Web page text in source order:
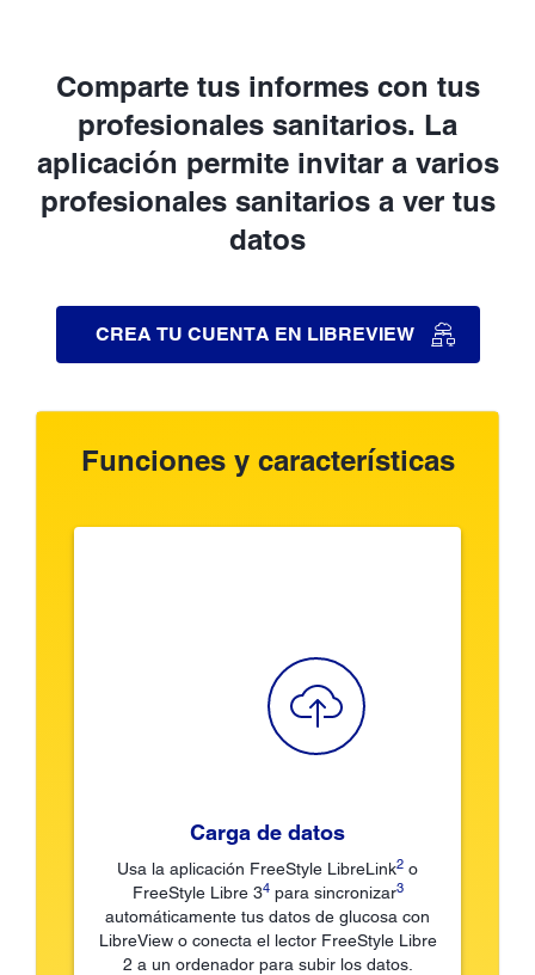
Comparte tus informes con tus
profesionales sanitarios. La
aplicación permite invitar a varios
profesionales sanitarios a ver tus
datos
CREA TU CUENTA EN LIBREVIEW
Funciones y características
Carga de datos
Usa la aplicación FreeStyle LibreLink2 o
FreeStyle Libre 34para sincronizar3
automáticamente tus datos de glucosa con
LibreView o conecta el lector FreeStyle Libre
2 a un ordenador para subir los datos.